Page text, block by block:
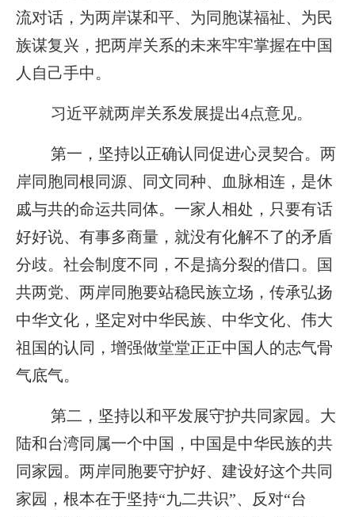
流对话，为两岸谋和平、为同胞谋福祉、为民
族谋复兴，把两岸关系的未来牢牢掌握在中国
人自己手中。
习近平就两岸关系发展提出4点意见。
第一，坚持以正确认同促进心灵契合。两
岸同胞同根同源、同文同种、血脉相连，是休
戚与共的命运共同体。一家人相处，只要有话
好好说、有事多商量，就没有化解不了的矛盾
分歧。社会制度不同，不是搞分裂的借口。国
共两党、两岸同胞要站稳民族立场，传承弘扬
中华文化，坚定对中华民族、中华文化、伟大
祖国的认同，增强做堂堂正正中国人的志气骨
气底气。
第二，坚持以和平发展守护共同家园。大
陆和台湾同属一个中国，中国是中华民族的共
同家园。两岸同胞要守护好、建设好这个共同
家园，根本在于坚持“九二共识”、反对“台